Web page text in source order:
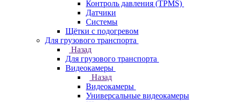
Контроль давления (TPMS)
Датчики
Системы
Щётки с подогревом
Для грузового транспорта
Назад
Для грузового транспорта
Видеокамеры
Назад
Видеокамеры
Универсальные видеокамеры